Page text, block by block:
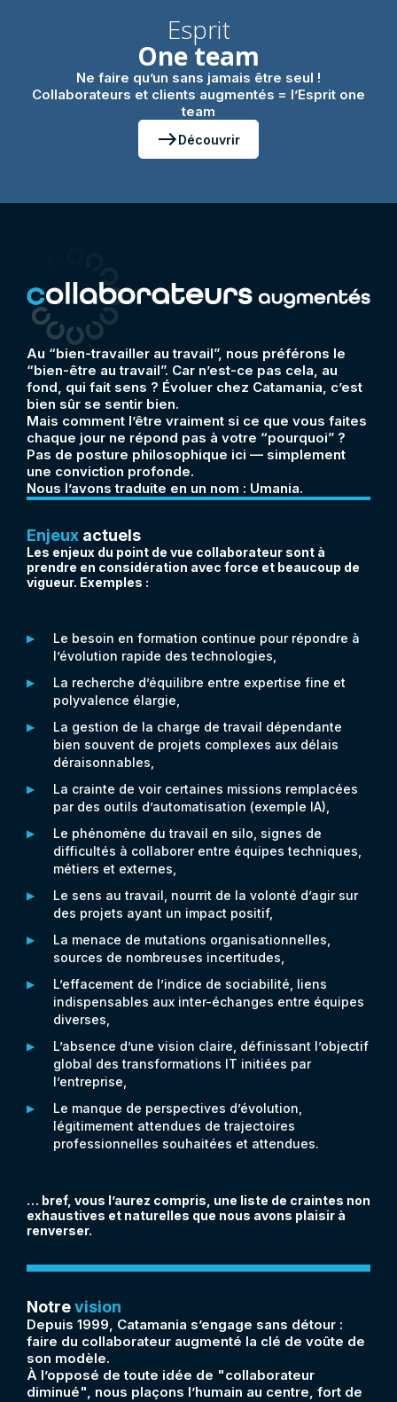
Esprit
One team
Ne faire qu’un sans jamais être seul !
Collaborateurs et clients augmentés = l’Esprit one
team
eastDécouvrir
Au “bien-travailler au travail”, nous préférons le
“bien-être au travail”. Car n’est-ce pas cela, au
fond, qui fait sens ? Évoluer chez Catamania, c’est
bien sûr se sentir bien.
Mais comment l’être vraiment si ce que vous faites
chaque jour ne répond pas à votre “pourquoi” ?
Pas de posture philosophique ici — simplement
une conviction profonde.
Nous l’avons traduite en un nom : Umania.
Enjeux actuels
Les enjeux du point de vue collaborateur sont à
prendre en considération avec force et beaucoup de
vigueur. Exemples :
Le besoin en formation continue pour répondre à
l’évolution rapide des technologies,
La recherche d’équilibre entre expertise fine et
polyvalence élargie,
La gestion de la charge de travail dépendante
bien souvent de projets complexes aux délais
déraisonnables,
La crainte de voir certaines missions remplacées
par des outils d’automatisation (exemple IA),
Le phénomène du travail en silo, signes de
difficultés à collaborer entre équipes techniques,
métiers et externes,
Le sens au travail, nourrit de la volonté d’agir sur
des projets ayant un impact positif,
La menace de mutations organisationnelles,
sources de nombreuses incertitudes,
L’effacement de l’indice de sociabilité, liens
indispensables aux inter-échanges entre équipes
diverses,
L’absence d’une vision claire, définissant l’objectif
global des transformations IT initiées par
l’entreprise,
Le manque de perspectives d’évolution,
légitimement attendues de trajectoires
professionnelles souhaitées et attendues.
… bref, vous l’aurez compris, une liste de craintes non
exhaustives et naturelles que nous avons plaisir à
renverser.
Notrevision
Depuis 1999, Catamania s’engage sans détour :
faire du collaborateur augmenté la clé de voûte de
son modèle.
À l’opposé de toute idée de "collaborateur
diminué", nous plaçons l’humain au centre, fort de